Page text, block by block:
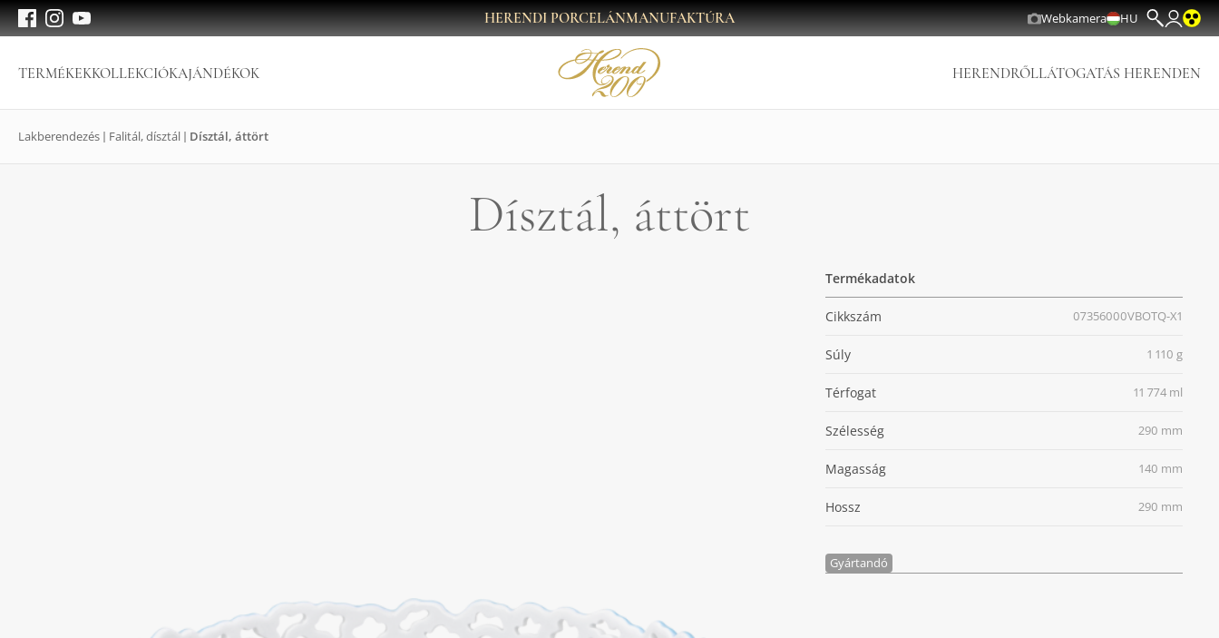
HERENDI PORCELÁNMANUFAKTÚRA Webkamera HU
TERMÉKEKKOLLEKCIÓKAJÁNDÉKOK HERENDRŐLLÁTOGATÁS HERENDEN
Lakberendezés Falitál, dísztál Dísztál, áttört
Dísztál, áttört
Termékadatok
Cikkszám 07356000VBOTQ-X1
Súly 1 110 g
Térfogat 11 774 ml
Szélesség 290 mm
Magasság 140 mm
Hossz 290 mm
Gyártandó